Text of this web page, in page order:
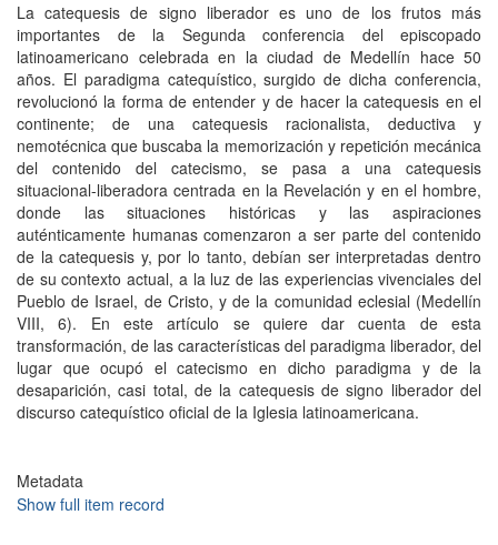
La catequesis de signo liberador es uno de los frutos más
importantes de la Segunda conferencia del episcopado
latinoamericano celebrada en la ciudad de Medellín hace 50
años. El paradigma catequístico, surgido de dicha conferencia,
revolucionó la forma de entender y de hacer la catequesis en el
continente; de una catequesis racionalista, deductiva y
nemotécnica que buscaba la memorización y repetición mecánica
del contenido del catecismo, se pasa a una catequesis
situacional-liberadora centrada en la Revelación y en el hombre,
donde las situaciones históricas y las aspiraciones
auténticamente humanas comenzaron a ser parte del contenido
de la catequesis y, por lo tanto, debían ser interpretadas dentro
de su contexto actual, a la luz de las experiencias vivenciales del
Pueblo de Israel, de Cristo, y de la comunidad eclesial (Medellín
VIII, 6). En este artículo se quiere dar cuenta de esta
transformación, de las características del paradigma liberador, del
lugar que ocupó el catecismo en dicho paradigma y de la
desaparición, casi total, de la catequesis de signo liberador del
discurso catequístico oficial de la Iglesia latinoamericana.
Metadata
Show full item record